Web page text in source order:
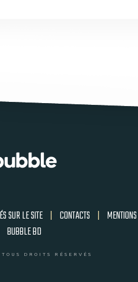
SUR LE SITE | CONTACTS | MENTIONS
BUBBLE BD
DROITS RÉSERVÉS